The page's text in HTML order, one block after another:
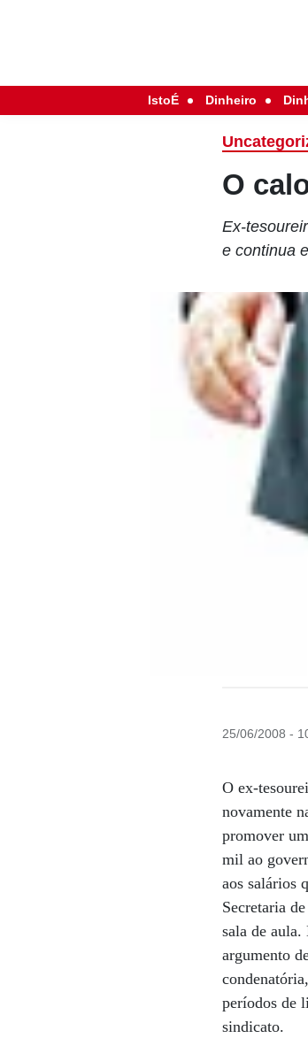
IstoÉ Dinheiro
O
Ex-
e continua
25/06/2008 -
O ex-
novamente
promover
mil ao
aos salários
Secretaria
sala de
argumento
períodos de
sindicato.